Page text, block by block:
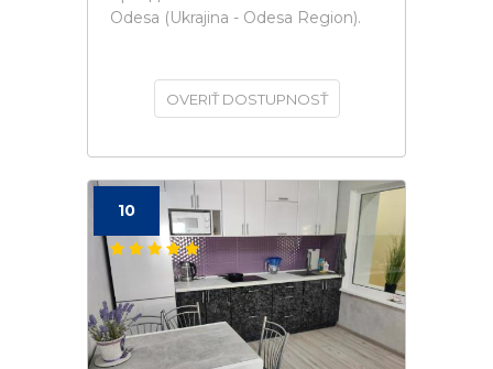
Odesa (Ukrajina - Odesa Region).
OVERIŤ DOSTUPNOSŤ
10